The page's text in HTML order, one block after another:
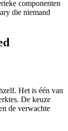
componenten
die niemand
Het is één van
De keuze
de verwachte